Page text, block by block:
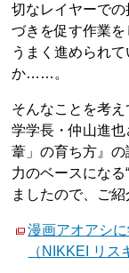
切なレイヤーで
づきを促す作業
うまく進められ
か……。
そんなことを考
学学長・仲山進
葦」の育ち方』
力のベースになる
ましたので、ご紹
漫画アオアシ
（NIKKEI リス